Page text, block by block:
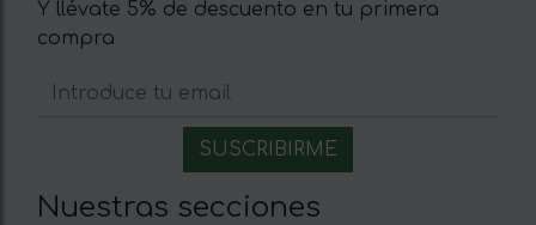
Y llévate 5% de descuento en tu primera
compra
Nuestras secciones